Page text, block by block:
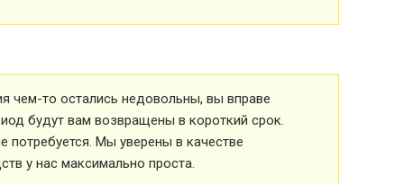
чем-то остались недовольны, вы вправе
будут вам возвращены в короткий срок.
Мы уверены в качестве
у нас максимально проста.